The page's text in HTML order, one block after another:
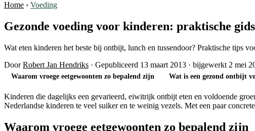
Home › Voeding
Gezonde voeding voor kinderen: praktische
Wat eten kinderen het beste bij ontbijt, lunch en tussendoor? Praktische tips
DoorRobert Jan Hendriks · Gepubliceerd 13 maart 2013 · bijgewerkt 2 mei
Waarom vroege eetgewoonten zo bepalend zijn Wat is een gezond ontbijt
Kinderen die dagelijks een gevarieerd, eiwitrijk ontbijt eten en voldoende
Nederlandse kinderen te veel suiker en te weinig vezels. Met een paar
Waarom vroege eetgewoonten zo bepalend zijn